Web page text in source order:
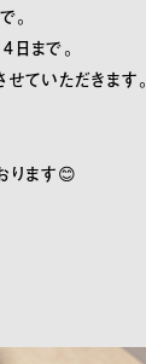
。
まで。
ていただきます。
ります😊